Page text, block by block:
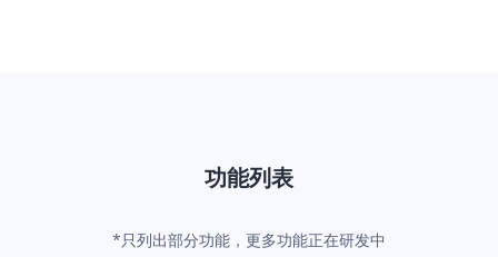
功能列表
*只列出部分功能，更多功能正在研发中